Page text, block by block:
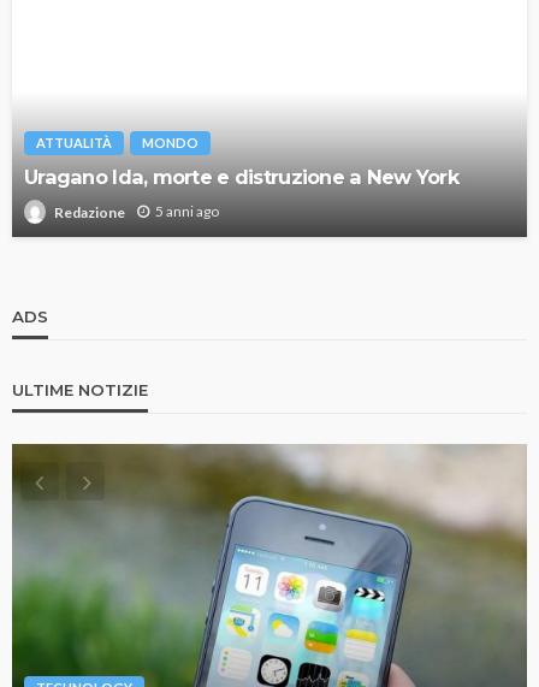
ATTUALITÀ MONDO
Uragano Ida, morte e distruzione a New York
Redazione 5 anni ago
ADS
ULTIME NOTIZIE